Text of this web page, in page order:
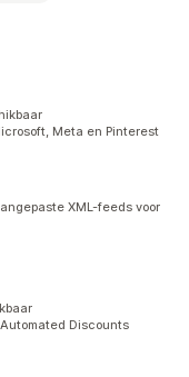
Meta en Pinterest
XML-feeds voor
Discounts